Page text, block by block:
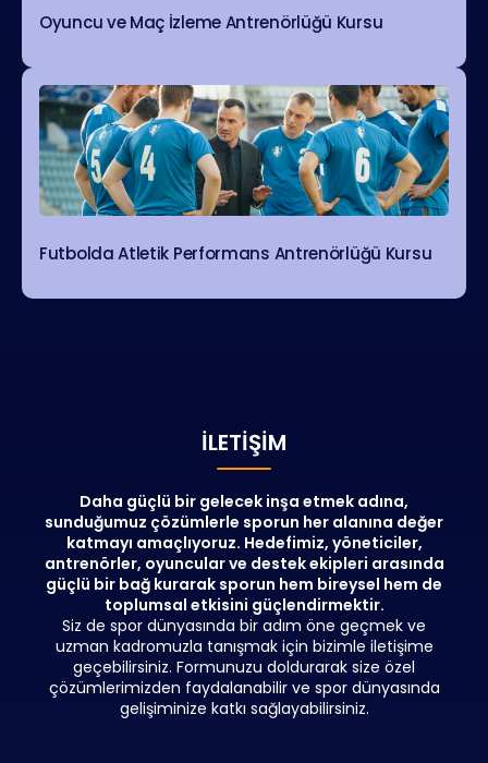
Oyuncu ve Maç İzleme Antrenörlüğü Kursu
Futbolda Atletik Performans Antrenörlüğü Kursu
İLETIŞIM
Daha güçlü bir gelecek inşa etmek adına,
sunduğumuz çözümlerle sporun her alanına değer
katmayı amaçlıyoruz. Hedefimiz, yöneticiler,
antrenörler, oyuncular ve destek ekipleri arasında
güçlü bir bağ kurarak sporun hem bireysel hem de
toplumsal etkisini güçlendirmektir.
Siz de spor dünyasında bir adım öne geçmek ve
uzman kadromuzla tanışmak için bizimle iletişime
geçebilirsiniz. Formunuzu doldurarak size özel
çözümlerimizden faydalanabilir ve spor dünyasında
gelişiminize katkı sağlayabilirsiniz.